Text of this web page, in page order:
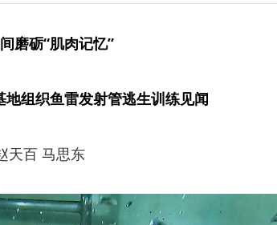
磨砺“肌肉记忆”
组织鱼雷发射管逃生训练见闻
天百 马思东